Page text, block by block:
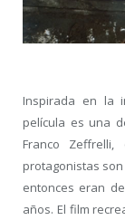
Inspirada en la
película es una
Franco
protagonistas
entonces eran
años. El film